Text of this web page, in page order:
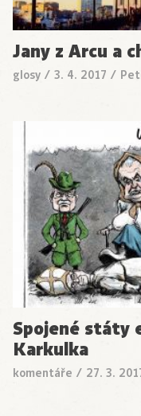
Jany z Arcu a
glosy / 3. 4. 2017 /
Spojené státy
Karkulka
komentáře / 27. 3.